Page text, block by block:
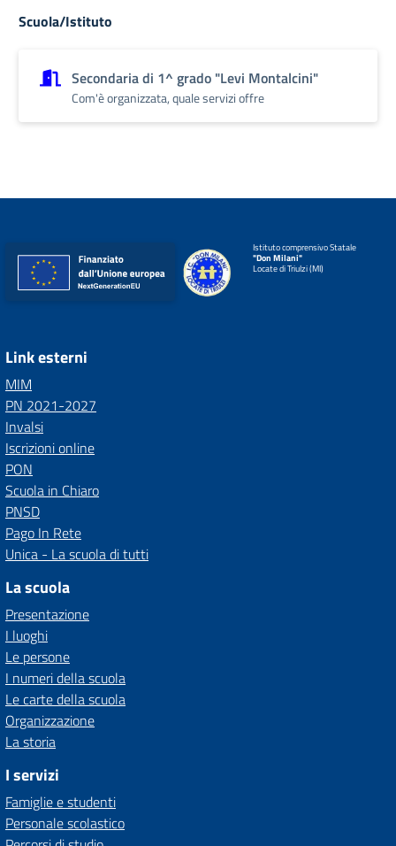
Scuola/Istituto
Secondaria di 1^ grado "Levi Montalcini"
Com'è organizzata, quale servizi offre
Istituto comprensivo Statale
"Don Milani"
Locate di Triulzi (MI)
Link esterni
MIM
PN 2021-2027
Invalsi
Iscrizioni online
PON
Scuola in Chiaro
PNSD
Pago In Rete
Unica - La scuola di tutti
La scuola
Presentazione
I luoghi
Le persone
I numeri della scuola
Le carte della scuola
Organizzazione
La storia
I servizi
Famiglie e studenti
Personale scolastico